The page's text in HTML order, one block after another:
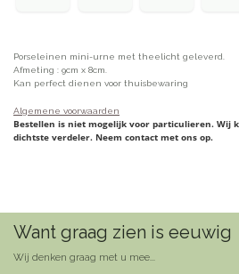
Porseleinen mini-urne met theelicht geleverd.
Afmeting : 9cm x 8cm.
Kan perfect dienen voor thuisbewaring
Algemene voorwaarden
Bestellen is niet mogelijk voor particulieren. Wij
dichtste verdeler. Neem contact met ons op.
Want graag zien is eeuwig
Wij denken graag met u mee...